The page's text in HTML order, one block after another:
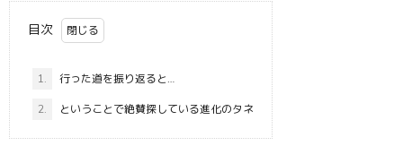
目次
1. 行った道を振り返ると…
2. ということで絶賛探している進化のタネ